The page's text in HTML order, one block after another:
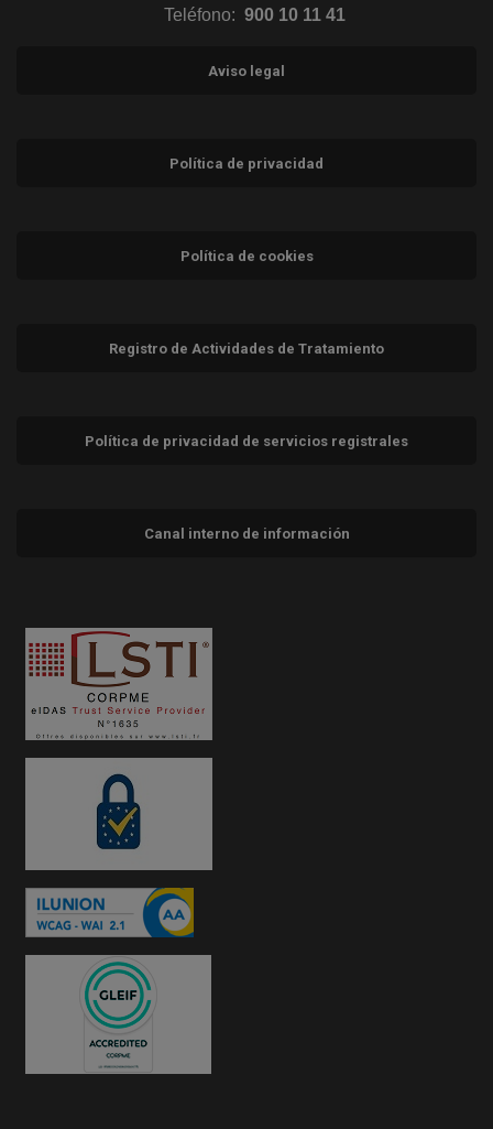
Teléfono: 900 10 11 41
Aviso legal
Política de privacidad
Política de cookies
Registro de Actividades de Tratamiento
Política de privacidad de servicios registrales
Canal interno de información